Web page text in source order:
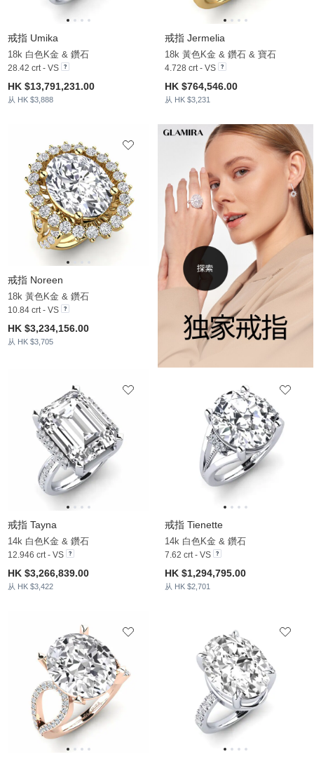
戒指 Umika
18k 白色K金 & 鑽石
28.42 crt - VS
HK $13,791,231.00
从 HK $3,888
戒指 Jermelia
18k 黃色K金 & 鑽石 & 寶石
4.728 crt - VS
HK $764,546.00
从 HK $3,231
戒指 Noreen
18k 黃色K金 & 鑽石
10.84 crt - VS
HK $3,234,156.00
从 HK $3,705
戒指 Tayna
14k 白色K金 & 鑽石
12.946 crt - VS
HK $3,266,839.00
从 HK $3,422
戒指 Tienette
14k 白色K金 & 鑽石
7.62 crt - VS
HK $1,294,795.00
从 HK $2,701